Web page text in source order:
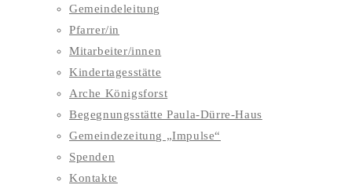
Gemeindeleitung
Pfarrer/in
Mitarbeiter/innen
Kindertagesstätte
Arche Königsforst
Begegnungsstätte Paula-Dürre-Haus
Gemeindezeitung „Impulse“
Spenden
Kontakte